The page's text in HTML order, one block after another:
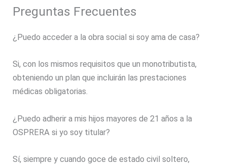
Preguntas Frecuentes
¿Puedo acceder a la obra social si soy ama de casa?
Si, con los mismos requisitos que un monotributista,
obteniendo un plan que incluirán las prestaciones
médicas obligatorias.
¿Puedo adherir a mis hijos mayores de 21 años a la
OSPRERA si yo soy titular?
Sí, siempre y cuando goce de estado civil soltero,